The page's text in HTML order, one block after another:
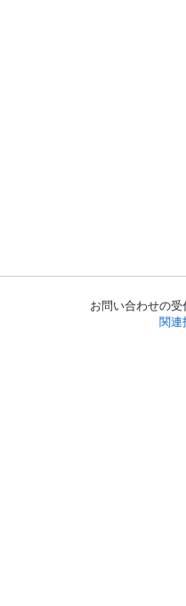
お問い合わせの受
関連